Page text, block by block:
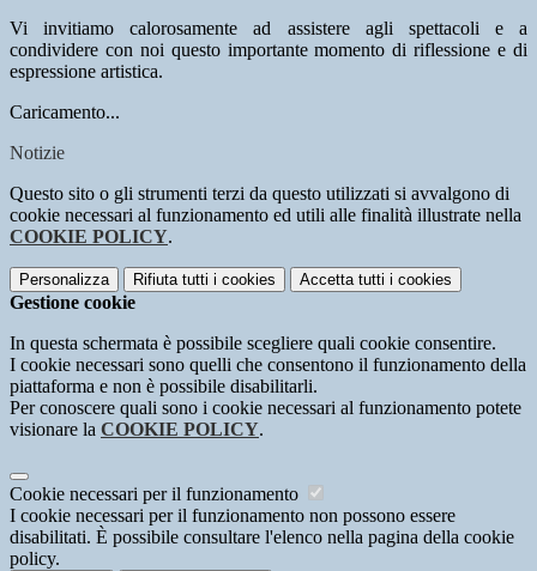
Vi invitiamo calorosamente ad assistere agli spettacoli e a
condividere con noi questo importante momento di riflessione e di
espressione artistica.
Caricamento...
Notizie
Questo sito o gli strumenti terzi da questo utilizzati si avvalgono di
cookie necessari al funzionamento ed utili alle finalità illustrate nella
COOKIE POLICY.
Personalizza Rifiuta tutti i cookies Accetta tutti i cookies
Gestione cookie
In questa schermata è possibile scegliere quali cookie consentire.
I cookie necessari sono quelli che consentono il funzionamento della
piattaforma e non è possibile disabilitarli.
Per conoscere quali sono i cookie necessari al funzionamento potete
visionare la COOKIE POLICY.
Cookie necessari per il funzionamento
I cookie necessari per il funzionamento non possono essere
disabilitati. È possibile consultare l'elenco nella pagina della cookie
policy.